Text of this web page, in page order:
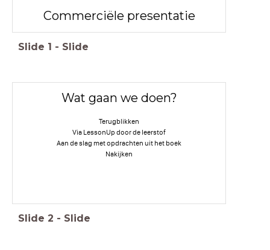
Commerciële presentatie
Slide 1 - Slide
Wat gaan we doen?
Terugblikken
Via LessonUp door de leerstof
Aan de slag met opdrachten uit het boek
Nakijken
Slide 2 - Slide